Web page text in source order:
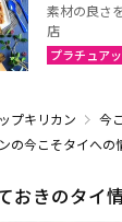
素材の良さ
店
プラチュア
プキリカン
今
の今こそタイへの
おきのタイ